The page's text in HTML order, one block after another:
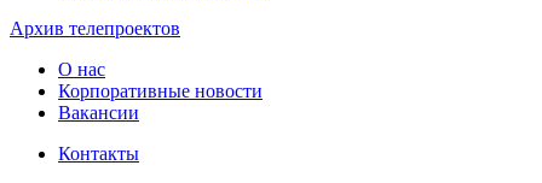
Архив телепроектов
О нас
Корпоративные новости
Вакансии
Контакты